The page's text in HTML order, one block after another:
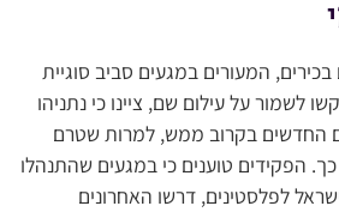
המעורים במגעים סביב סוגיית
לשמור על עילום שם, ציינו כי נתניהו
החדשים בקרוב ממש, למרות שטרם
הפקידים טוענים כי במגעים שהתנהלו
לפלסטינים, דרשו האחרונים